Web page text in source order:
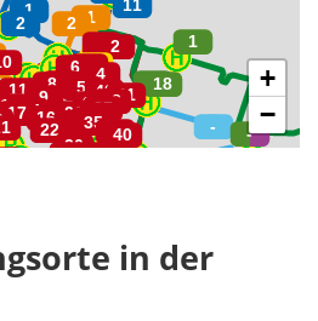
+
−
in der